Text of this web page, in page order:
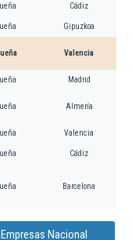
Cádiz
Gipuzkoa
Valencia
Madrid
Almería
Valencia
Cádiz
Barcelona
Nacional